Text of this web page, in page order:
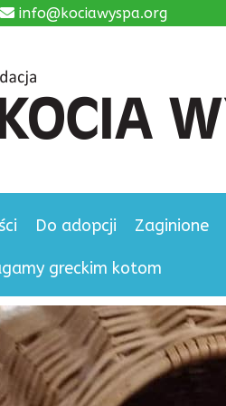
info@kociawyspa.org
Do adopcji Zaginione
greckim kotom